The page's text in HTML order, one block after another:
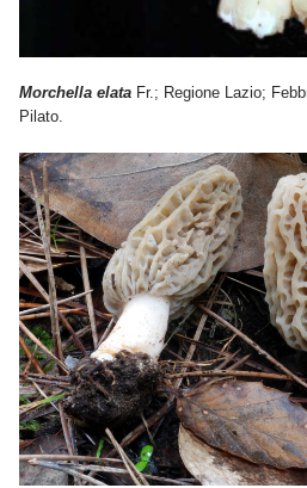
Morchella elata Fr.; Regione Lazio;
Pilato.